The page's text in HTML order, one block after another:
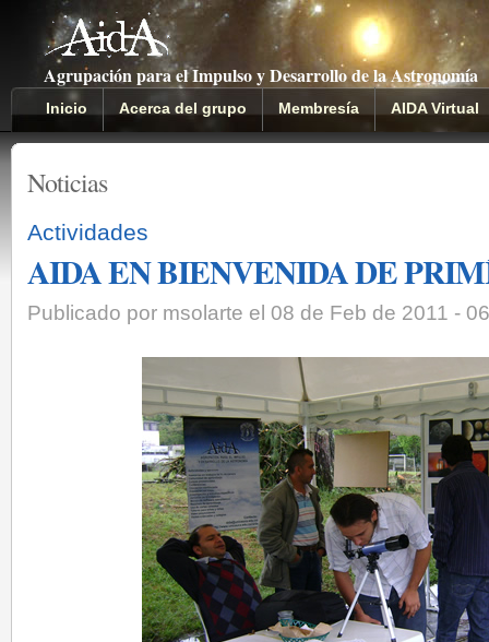
Agrupación para el Impulso y Desarrollo de la Astronomía
Inicio Acerca del grupo Membresía AIDA Virtual
Noticias
Actividades
AIDA EN BIENVENIDA DE
Publicado por msolarte el 08 de Feb de 2011 -